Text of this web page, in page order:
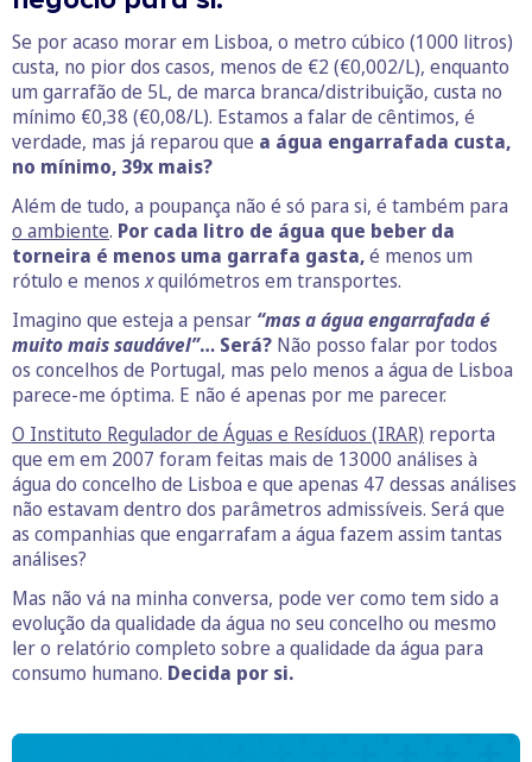
Se por acaso morar em Lisboa, o metro cúbico (1000 litros)
custa, no pior dos casos, menos de €2 (€0,002/L), enquanto
um garrafão de 5L, de marca branca/distribuição, custa no
mínimo €0,38 (€0,08/L). Estamos a falar de cêntimos, é
verdade, mas já reparou que a água engarrafada custa,
no mínimo, 39x mais?
Além de tudo, a poupança não é só para si, é também para
o ambiente. Por cada litro de água que beber da
torneira é menos uma garrafa gasta,é menos um
rótulo e menosxquilómetros em transportes.
Imagino que esteja a pensar “mas a água engarrafada é
muito mais saudável”… Será? Não posso falar por todos
os concelhos de Portugal, mas pelo menos a água de Lisboa
parece-me óptima. E não é apenas por me parecer.
O Instituto Regulador de Águas e Resíduos (IRAR) reporta
que em em 2007 foram feitas mais de 13000 análises à
água do concelho de Lisboa e que apenas 47 dessas análises
não estavam dentro dos parâmetros admissíveis. Será que
as companhias que engarrafam a água fazem assim tantas
análises?
Mas não vá na minha conversa, pode ver como tem sido a
evolução da qualidade da água no seu concelho ou mesmo
ler o relatório completo sobre a qualidade da água para
consumo humano. Decida por si.